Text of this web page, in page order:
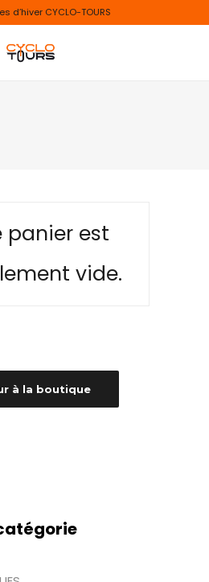
d’hiver CYCLO-TOURS
panier est
vide.
à la boutique